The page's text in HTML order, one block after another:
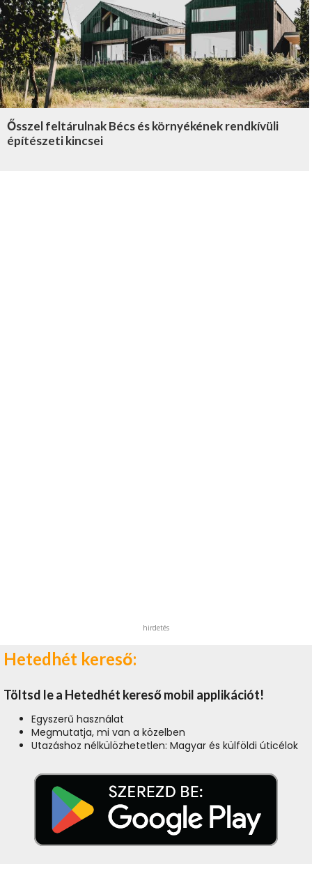
Ősszel feltárulnak Bécs és környékének rendkívüli
építészeti kincsei
hirdetés
Hetedhét kereső:
Töltsd le a Hetedhét kereső mobil applikációt!
Egyszerű használat
Megmutatja, mi van a közelben
Utazáshoz nélkülözhetetlen: Magyar és külföldi úticélok